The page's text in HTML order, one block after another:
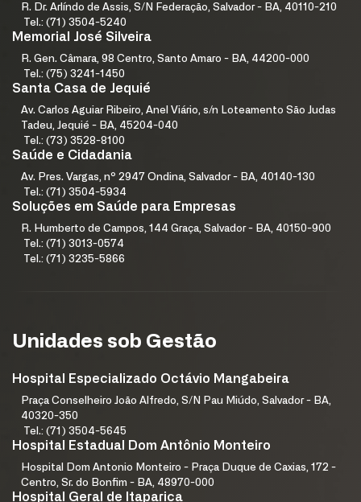
R. Dr. Arlíndo de Assis, S/N Federação, Salvador - BA, 40110-210
Tel.: (71) 3504-5240
Memorial José Silveira
R. Gen. Câmara, 98 Centro, Santo Amaro - BA, 44200-000
Tel.: (75) 3241-1450
Santa Casa de Jequié
Av. Carlos Aguiar Ribeiro, Anel Viário, s/n Loteamento São Judas
Tadeu, Jequié - BA, 45204-040
Tel.: (73) 3528-8100
Saúde e Cidadania
Av. Pres. Vargas, nº 2947 Ondina, Salvador - BA, 40140-130
Tel.: (71) 3504-5934
Soluções em Saúde para Empresas
R. Humberto de Campos, 144 Graça, Salvador - BA, 40150-900
Tel.: (71) 3013-0574
Tel.: (71) 3235-5866
Unidades sob Gestão
Hospital Especializado Octávio Mangabeira
Praça Conselheiro João Alfredo, S/N Pau Miúdo, Salvador - BA,
40320-350
Tel.: (71) 3504-5645
Hospital Estadual Dom Antônio Monteiro
Hospital Dom Antonio Monteiro - Praça Duque de Caxias, 172 -
Centro, Sr. do Bonfim - BA, 48970-000
Hospital Geral de Itaparica